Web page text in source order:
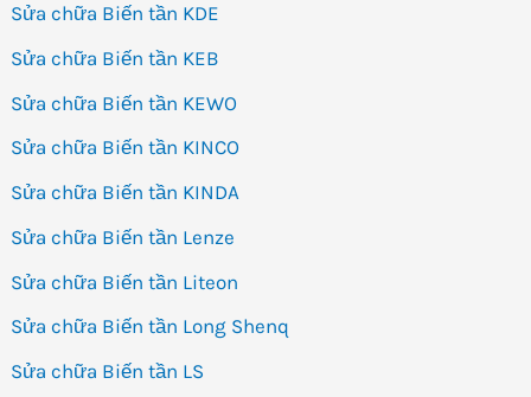
Sửa chữa Biến tần KDE
Sửa chữa Biến tần KEB
Sửa chữa Biến tần KEWO
Sửa chữa Biến tần KINCO
Sửa chữa Biến tần KINDA
Sửa chữa Biến tần Lenze
Sửa chữa Biến tần Liteon
Sửa chữa Biến tần Long Shenq
Sửa chữa Biến tần LS